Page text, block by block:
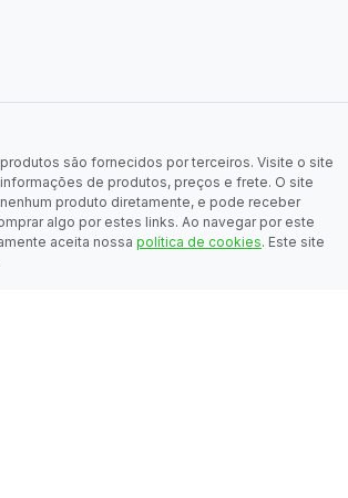
são fornecidos por terceiros. Visite o site
de produtos, preços e frete. O site
produto diretamente, e pode receber
algo por estes links. Ao navegar por este
aceita nossa política de cookies. Este site